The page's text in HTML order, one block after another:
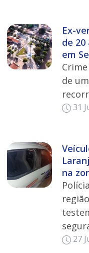
Ex-
de
em
de
31
na
27